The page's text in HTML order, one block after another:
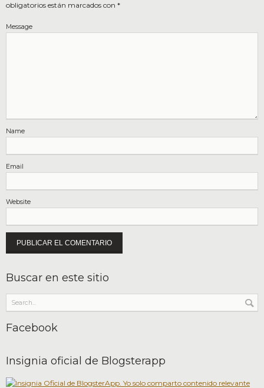
obligatorios están marcados con *
Message
Name
Email
Website
Buscar en este sitio
Facebook
Insignia oficial de Blogsterapp